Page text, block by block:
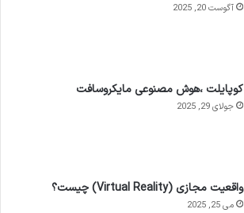
آگوست 20, 2025
کوپایلت ،هوش مصنوعی مایکروسافت
جولای 29, 2025
واقعیت مجازی (Virtual Reality) چیست؟
می 25, 2025